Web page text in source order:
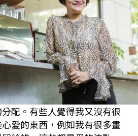
配。有些人覺得我又沒有很
愛的東西，例如我有很多畫